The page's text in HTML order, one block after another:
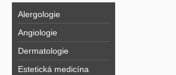
Alergologie
Angiologie
Dermatologie
Estetická medicína